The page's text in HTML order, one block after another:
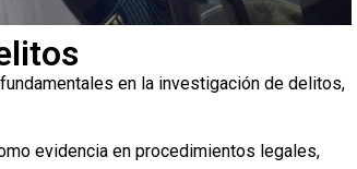
en la investigación de delitos,
evidencia en procedimientos legales,